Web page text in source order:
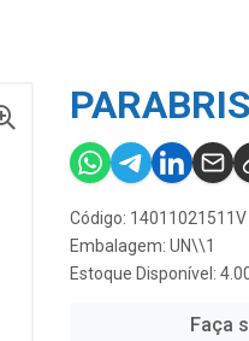
Código: 14011021511V
Embalagem: UN\\1
Estoque Disponível:
Faça